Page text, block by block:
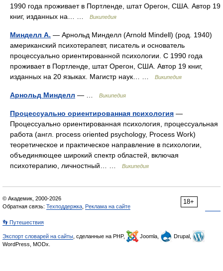
1990 года проживает в Портленде, штат Орегон, США. Автор 19
книг, изданных на… …
Википедия
Минделл А. — Арнольд Минделл (Arnold Mindell) (род. 1940)
американский психотерапевт, писатель и основатель
процессуально ориентированной психологии. С 1990 года
проживает в Портленде, штат Орегон, США. Автор 19 книг,
изданных на 20 языках. Магистр наук… …
Википедия
Арнольд Минделл — … Википедия
Процессуально ориентированная психология —
Процессуально ориентированная психология, процессуальная
работа (англ. process oriented psychology, Process Work)
теоретическое и практическое направление в психологии,
объединяющее широкий спектр областей, включая
психотерапию, личностный… …
Википедия
18+
© Академик, 2000-2026
Обратная связь: Техподдержка Реклама на сайте
👣 Путешествия
Экспорт словарей на сайты , сделанные на PHP, Joomla,
Drupal,
WordPress, MODx.